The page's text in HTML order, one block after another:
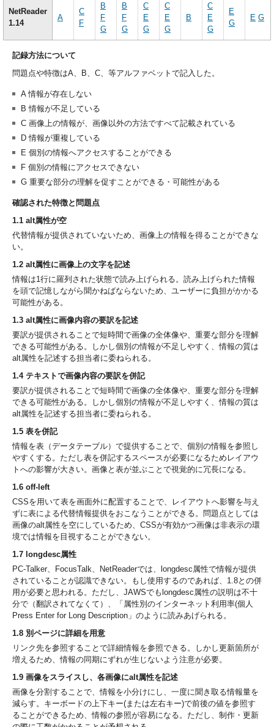
NetReader
1.14
A
C
F
B
F
G
B
F
G
C
E
G
C
E
G
B
C
E
G
E
G
E G
記録方法について
問題点や特徴はA、B、C、等アルファベットで記入した。
A 情報が存在しない
B 情報が不足している
C 画像上の情報が、画像以外の方法ですべて記載されている
D 情報が重複している
E 個別の情報へアクセスすることができる
F 個別の情報にアクセスできない
G 重要な部分の理解を促すことができる・可能性がある
確認された特徴と問題点
1.1 alt属性が空
代替情報が提供されていないため、画像上の情報を得ることができな
い。
1.2 alt属性に画像上の文字を記述
情報は1行に羅列された状態で読み上げられる。読み上げられた情報
を頭で記憶しながら聞かねばならないため、ユーザーに負担がかかる
可能性がある。
1.3 alt属性に画像内容の要訳を記述
要訳が提供されることで短時間で画像の全体像や、重要な部分を理解
できる可能性がある。しかし個別の情報が不足しやすく、情報の質は
alt属性を記述する担当者に委ねられる。
1.4 テキストで画像内容の要訳を併記
要訳が提供されることで短時間で画像の全体像や、重要な部分を理解
できる可能性がある。しかし個別の情報が不足しやすく、情報の質は
alt属性を記述する担当者に委ねられる。
1.5 表を併記
情報を表（データテーブル）で提供することで、個別の情報を参照し
やすくする。ただし表を併記するスペースが必要になるためレイアウ
トへの影響が大きい。画像と表が並ぶことで視覚的に冗長になる。
1.6 off-left
CSSを用いて表を画面外に配置することで、レイアウトへ影響を与え
ずに表による代替情報提供をおこなうことができる。問題点としては
画像のalt属性を空にしているため、CSSが有効かつ画像は非表示の環
境では情報を目視することができない。
1.7 longdesc属性
PC-Talker、FocusTalk、NetReaderでは、longdesc属性で情報が提供
されていることが認識できない。もし使用するのであれば、1.8との併
用が必要と思われる。ただし、JAWSでもlongdesc属性の説明は不十
分で（翻訳されてなくて）、「属性別のインターネット利用率(個人
Press Enter for Long Description」のように読みあげられる。
1.8 別ページに詳細を用意
リンク先を参照することで詳細情報を参照できる。しかし更新箇所が
増えるため、情報の同期にずれが生じないよう注意が必要。
1.9 画像をスライスし、各画像にalt属性を記述
画像を分割することで、情報を小分けにし、一度に聞き取る情報量を
減らす。キーボードの上下キー(または左右キー)で前後の値を参照す
ることができるため、情報の参照が容易になる。ただし、制作・更新